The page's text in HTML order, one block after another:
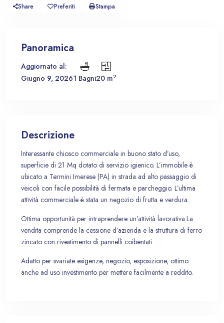
Share Preferiti Stampa
Panoramica
Aggiornato al:
Giugno 9, 20261 Bagni20 m2
Descrizione
Interessante chiosco commerciale in buono stato d’uso,
superficie di 21 Mq dotato di servizio igienico. L’immobile è
ubicato a Termini Imerese (PA) in strada ad alto passaggio di
veicoli con facile possibilità di fermata e parcheggio. L’ultima
attività commerciale è stata un negozio di frutta e verdura.
Ottima opportunità per intraprendere un’attività lavorativa.La
vendita comprende la cessione d’azienda e la struttura di ferro
zincato con rivestimento di pannelli coibentati.
Adatto per svariate esigenze, negozio, esposizione, ottimo
anche ad uso investimento per mettere facilmente a reddito.